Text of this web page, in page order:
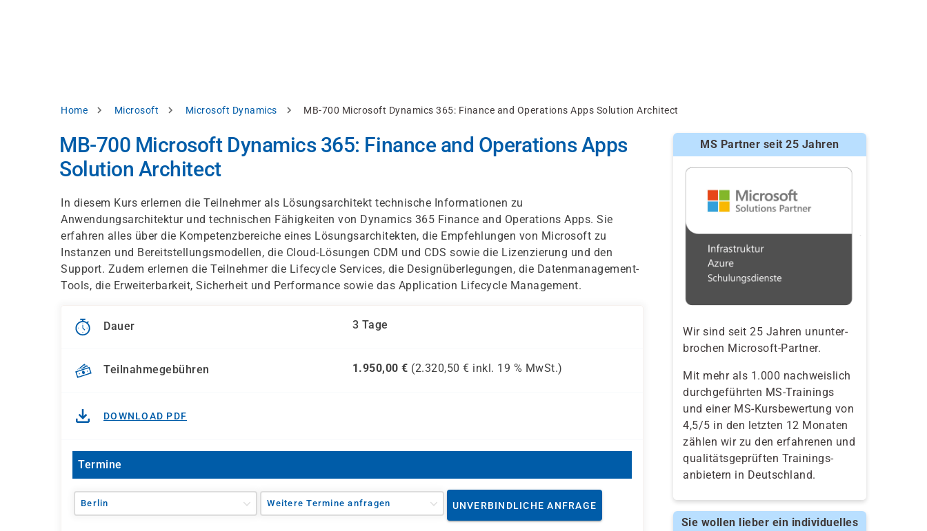
Pfadnavigation
Home Microsoft Microsoft Dynamics MB-700 Microsoft Dynamics 365: Finance and Operations Apps Solution Architect
MB-700 Microsoft Dynamics 365: Finance and Operations Apps
Solution Architect
In diesem Kurs erlernen die Teilnehmer als Lösungsarchitekt technische Informationen zu
Anwendungsarchitektur und technischen Fähigkeiten von Dynamics 365 Finance and Operations Apps. Sie
erfahren alles über die Kompetenzbereiche eines Lösungsarchitekten, die Empfehlungen von Microsoft zu
Instanzen und Bereitstellungsmodellen, die Cloud-Lösungen CDM und CDS sowie die Lizenzierung und den
Support. Zudem erlernen die Teilnehmer die Lifecycle Services, die Designüberlegungen, die Datenmanagement-
Tools, die Erweiterbarkeit, Sicherheit und Performance sowie das Application Lifecycle Management.
Dauer 3 Tage
Teilnahmegebühren 1.950,00 € (2.320,50 € inkl. 19 % MwSt.)
DOWNLOAD PDF
Termine
Berlin Weitere Termine anfragen UNVERBINDLICHE ANFRAGE
MS Partner seit 25 Jahren
Wir sind seit 25 Jahren ununter-
brochen Microsoft-Partner.
Mit mehr als 1.000 nachweislich
durchgeführten MS-Trainings
und einer MS-Kursbewertung von
4,5/5 in den letzten 12 Monaten
zählen wir zu den erfahrenen und
qualitäts­geprüften Trainings­
anbietern in Deutschland.
Sie wollen lieber ein individuelles
Einstellungen
Datenschutzhinweis